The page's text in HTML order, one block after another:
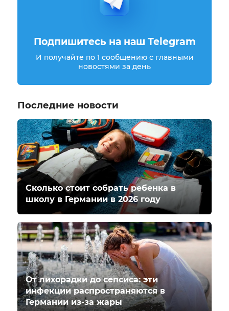
Подпишитесь на наш Telegram
И получайте по 1 сообщению с главными
новостями за день
Последние новости
Сколько стоит собрать ребенка в
школу в Германии в 2026 году
От лихорадки до сепсиса: эти
инфекции распространяются в
Германии из-за жары